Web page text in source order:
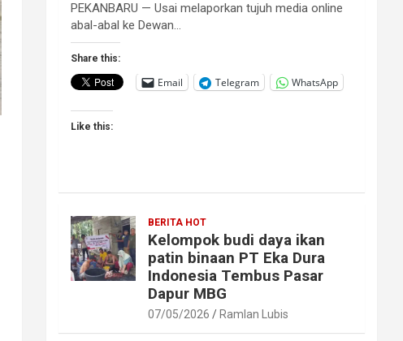
PEKANBARU — Usai melaporkan tujuh media online
abal-abal ke Dewan…
Share this:
Email Telegram WhatsApp
Like this:
BERITA HOT
Kelompok budi daya ikan
patin binaan PT Eka Dura
Indonesia Tembus Pasar
Dapur MBG
07/05/2026 Ramlan Lubis